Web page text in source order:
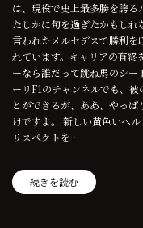
は、現役で史上最多勝を誇る
たしかに旬を過ぎたかもしれ
言われたメルセデスで勝利を
れています。キャリアの有終
ーなら誰だって跳ね馬のシー
ーリF1のチャンネルでも、
とができるが、ああ、やっ
けですよ。 新しい黄色いヘ
リスペクトを…
続きを読む